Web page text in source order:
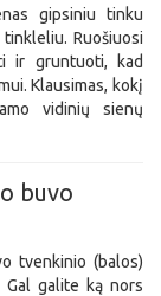
gipsiniu tinku
Ruošiuosi
ir gruntuoti, kad
Klausimas, kokį
vidinių sienų
buvo
tvenkinio (balos)
galite ką nors